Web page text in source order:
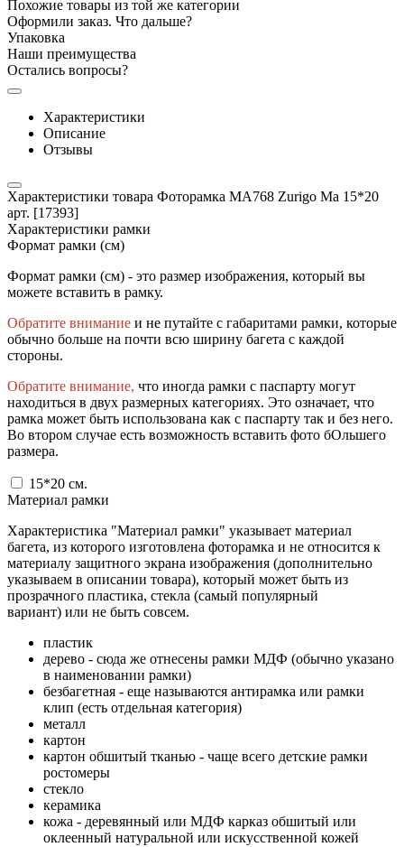
Похожие товары из той же категории
Оформили заказ. Что дальше?
Упаковка
Наши преимущества
Остались вопросы?
Характеристики
Описание
Отзывы
Характеристики товара Фоторамка MA768 Zurigo Ma 15*20
арт. [17393]
Характеристики рамки
Формат рамки (см)
Формат рамки (см) - это размер изображения, который вы
можете вставить в рамку.
Обратите внимание и не путайте с габаритами рамки, которые
обычно больше на почти всю ширину багета с каждой
стороны.
Обратите внимание, что иногда рамки с паспарту могут
находиться в двух размерных категориях. Это означает, что
рамка может быть использована как с паспарту так и без него.
Во втором случае есть возможность вставить фото бОльшего
размера.
15*20 см.
Материал рамки
Характеристика "Материал рамки" указывает материал
багета, из которого изготовлена фоторамка и не относится к
материалу защитного экрана изображения (дополнительно
указываем в описании товара), который может быть из
прозрачного пластика, стекла (самый популярный
вариант) или не быть совсем.
пластик
дерево - сюда же отнесены рамки МДФ (обычно указано
в наименовании рамки)
безбагетная - еще называются антирамка или рамки
клип (есть отдельная категория)
металл
картон
картон обшитый тканью - чаще всего детские рамки
ростомеры
стекло
керамика
кожа - деревянный или МДФ карказ обшитый или
оклеенный натуральной или искусственной кожей